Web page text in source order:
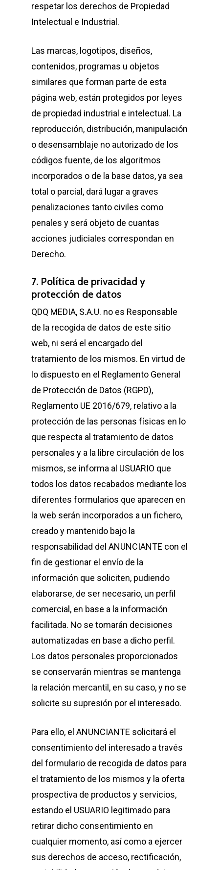
respetar los derechos de Propiedad
Intelectual e Industrial.
Las marcas, logotipos, diseños,
contenidos, programas u objetos
similares que forman parte de esta
página web, están protegidos por leyes
de propiedad industrial e intelectual. La
reproducción, distribución, manipulación
o desensamblaje no autorizado de los
códigos fuente, de los algoritmos
incorporados o de la base datos, ya sea
total o parcial, dará lugar a graves
penalizaciones tanto civiles como
penales y será objeto de cuantas
acciones judiciales correspondan en
Derecho.
7. Política de privacidad y
protección de datos
QDQ MEDIA, S.A.U. no es Responsable
de la recogida de datos de este sitio
web, ni será el encargado del
tratamiento de los mismos. En virtud de
lo dispuesto en el Reglamento General
de Protección de Datos (RGPD),
Reglamento UE 2016/679, relativo a la
protección de las personas físicas en lo
que respecta al tratamiento de datos
personales y a la libre circulación de los
mismos, se informa al USUARIO que
todos los datos recabados mediante los
diferentes formularios que aparecen en
la web serán incorporados a un fichero,
creado y mantenido bajo la
responsabilidad del ANUNCIANTE con el
fin de gestionar el envío de la
información que soliciten, pudiendo
elaborarse, de ser necesario, un perfil
comercial, en base a la información
facilitada. No se tomarán decisiones
automatizadas en base a dicho perfil.
Los datos personales proporcionados
se conservarán mientras se mantenga
la relación mercantil, en su caso, y no se
solicite su supresión por el interesado.
Para ello, el ANUNCIANTE solicitará el
consentimiento del interesado a través
del formulario de recogida de datos para
el tratamiento de los mismos y la oferta
prospectiva de productos y servicios,
estando el USUARIO legitimado para
retirar dicho consentimiento en
cualquier momento, así como a ejercer
sus derechos de acceso, rectificación,